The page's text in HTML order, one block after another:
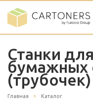
Станки
бумажных
(трубочек)
Главная Каталог